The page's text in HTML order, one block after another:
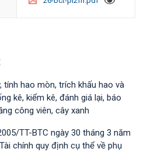
tính hao mòn, trích khấu hao và
kê, kiểm kê, đánh giá lại, báo
công viên, cây xanh
TT-BTC ngày 30 tháng 3 năm
chính quy định cụ thể về phụ